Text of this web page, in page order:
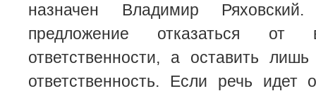
назначен Владимир
предложение отказаться от
ответственности, а оставить
ответственность. Если речь идет